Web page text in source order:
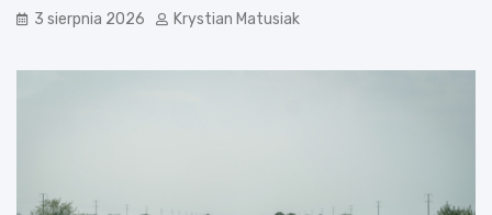
3 sierpnia 2026 Krystian Matusiak